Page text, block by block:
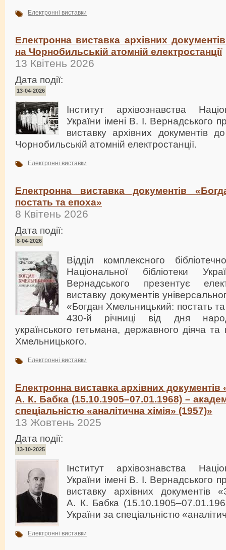
Електронні виставки
Електронна виставка архівних
на Чорнобильській атомній електростанції
13 Квітень 2026
Дата події:
13-04-2026
Інститут архівознавства
України імені В. І. Вернадського
виставку архівних документів
Чорнобильській атомній електростанції.
Електронні виставки
Електронна виставка документів
постать та епоха»
8 Квітень 2026
Дата події:
8-04-2026
Відділ комплексного
Національної бібліотеки
Вернадського презентує
виставку документів
«Богдан Хмельницький: постать
430-й річниці від дня
українського гетьмана, державного діяча
Хмельницького.
Електронні виставки
Електронна виставка архівних документів
А. К. Бабка (15.10.1905–07.01.1968) –
спеціальністю «аналітична хімія» (1957)»
13 Жовтень 2025
Дата події:
13-10-2025
Інститут архівознавства
України імені В. І. Вернадського
виставку архівних документів
А. К. Бабка
України за спеціальністю
Електронні виставки